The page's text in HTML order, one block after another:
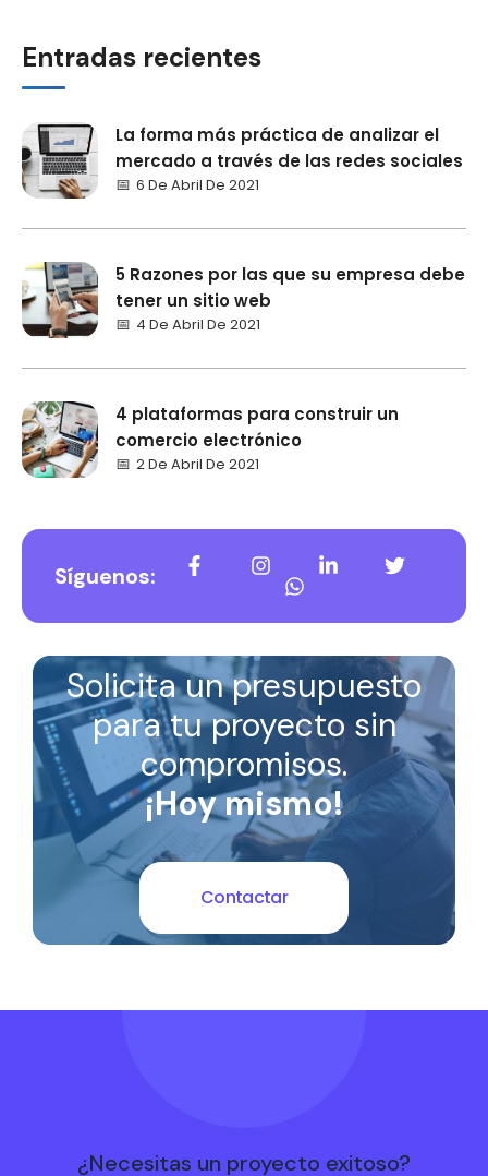
Entradas recientes
La forma más práctica de analizar el
mercado a través de las redes sociales
6 De Abril De 2021
5 Razones por las que su empresa debe
tener un sitio web
4 De Abril De 2021
4 plataformas para construir un
comercio electrónico
2 De Abril De 2021
Síguenos:
Solicita un presupuesto
para tu proyecto sin
compromisos.
¡Hoy mismo!
Contactar
¿Necesitas un proyecto exitoso?